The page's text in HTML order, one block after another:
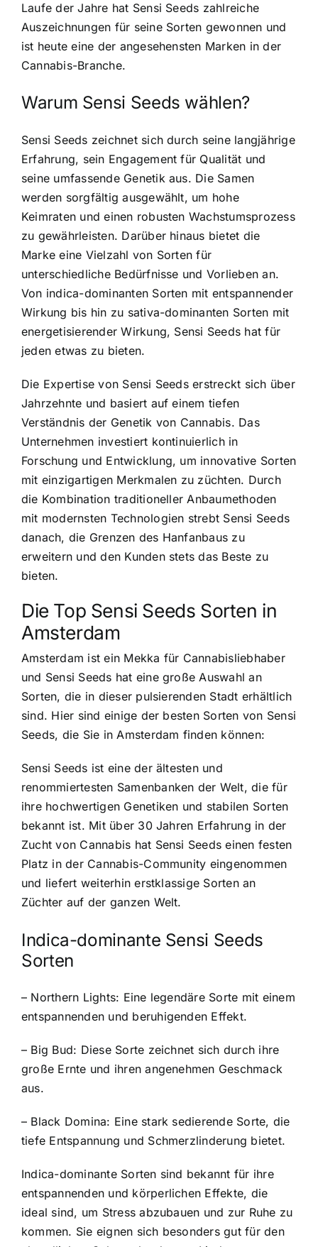
Laufe der Jahre hat Sensi Seeds zahlreiche
Auszeichnungen für seine Sorten gewonnen und
ist heute eine der angesehensten Marken in der
Cannabis-Branche.
Warum Sensi Seeds wählen?
Sensi Seeds zeichnet sich durch seine langjährige
Erfahrung, sein Engagement für Qualität und
seine umfassende Genetik aus. Die Samen
werden sorgfältig ausgewählt, um hohe
Keimraten und einen robusten Wachstumsprozess
zu gewährleisten. Darüber hinaus bietet die
Marke eine Vielzahl von Sorten für
unterschiedliche Bedürfnisse und Vorlieben an.
Von indica-dominanten Sorten mit entspannender
Wirkung bis hin zu sativa-dominanten Sorten mit
energetisierender Wirkung, Sensi Seeds hat für
jeden etwas zu bieten.
Die Expertise von Sensi Seeds erstreckt sich über
Jahrzehnte und basiert auf einem tiefen
Verständnis der Genetik von Cannabis. Das
Unternehmen investiert kontinuierlich in
Forschung und Entwicklung, um innovative Sorten
mit einzigartigen Merkmalen zu züchten. Durch
die Kombination traditioneller Anbaumethoden
mit modernsten Technologien strebt Sensi Seeds
danach, die Grenzen des Hanfanbaus zu
erweitern und den Kunden stets das Beste zu
bieten.
Die Top Sensi Seeds Sorten in
Amsterdam
Amsterdam ist ein Mekka für Cannabisliebhaber
und Sensi Seeds hat eine große Auswahl an
Sorten, die in dieser pulsierenden Stadt erhältlich
sind. Hier sind einige der besten Sorten von Sensi
Seeds, die Sie in Amsterdam finden können:
Sensi Seeds ist eine der ältesten und
renommiertesten Samenbanken der Welt, die für
ihre hochwertigen Genetiken und stabilen Sorten
bekannt ist. Mit über 30 Jahren Erfahrung in der
Zucht von Cannabis hat Sensi Seeds einen festen
Platz in der Cannabis-Community eingenommen
und liefert weiterhin erstklassige Sorten an
Züchter auf der ganzen Welt.
Indica-dominante Sensi Seeds
Sorten
– Northern Lights: Eine legendäre Sorte mit einem
entspannenden und beruhigenden Effekt.
– Big Bud: Diese Sorte zeichnet sich durch ihre
große Ernte und ihren angenehmen Geschmack
aus.
– Black Domina: Eine stark sedierende Sorte, die
tiefe Entspannung und Schmerzlinderung bietet.
Indica-dominante Sorten sind bekannt für ihre
entspannenden und körperlichen Effekte, die
ideal sind, um Stress abzubauen und zur Ruhe zu
kommen. Sie eignen sich besonders gut für den